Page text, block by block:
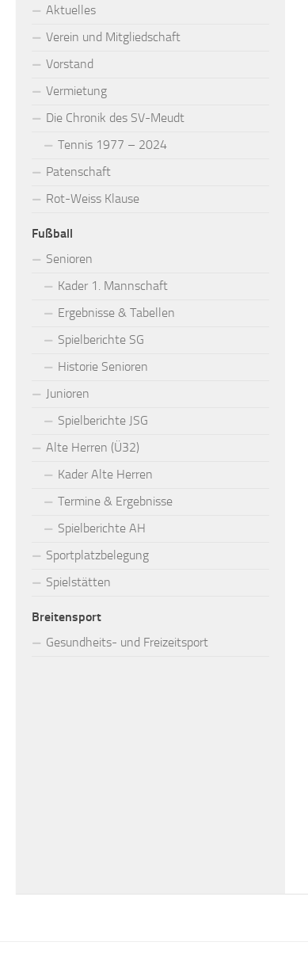
Aktuelles
Verein und Mitgliedschaft
Vorstand
Vermietung
Die Chronik des SV-Meudt
Tennis 1977 – 2024
Patenschaft
Rot-Weiss Klause
Fußball
Senioren
Kader 1. Mannschaft
Ergebnisse & Tabellen
Spielberichte SG
Historie Senioren
Junioren
Spielberichte JSG
Alte Herren (Ü32)
Kader Alte Herren
Termine & Ergebnisse
Spielberichte AH
Sportplatzbelegung
Spielstätten
Breitensport
Gesundheits- und Freizeitsport